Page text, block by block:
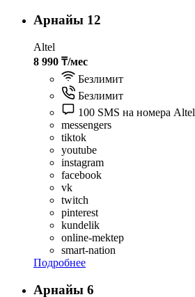
Арнайы 12
Altel
8 990 ₸/мес
Безлимит
Безлимит
100 SMS на номера Altel
messengers
tiktok
youtube
instagram
facebook
vk
twitch
pinterest
kundelik
online-mektep
smart-nation
Подробнее
Арнайы 6